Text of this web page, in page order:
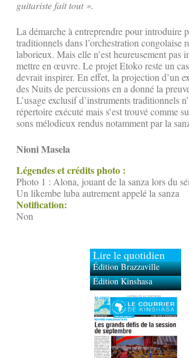
guitariste fait tout ».
La démarche à entreprendre pour introduire
traditionnels dans l’orchestration congolaise
laborieux. Mais elle n’est heureusement pas
mettre en œuvre. Le projet Etoko reste un
devrait inspirer. En effet, la projection d’un
des Nuits de percussions en a donné la
L’usage exclusif d’instruments traditionnels
répertoire exécuté mais s’est trouvé comme
sons mélodieux rendus notamment par la
Nioni Masela
Légendes et crédits photo :
Photo 1 : Alona, jouant de la sanza lors du
Un likembe luba autrement appelé la sanza
Notification:
Non
Lire le quotidien
Édition Brazzaville
Édition Kinshasa